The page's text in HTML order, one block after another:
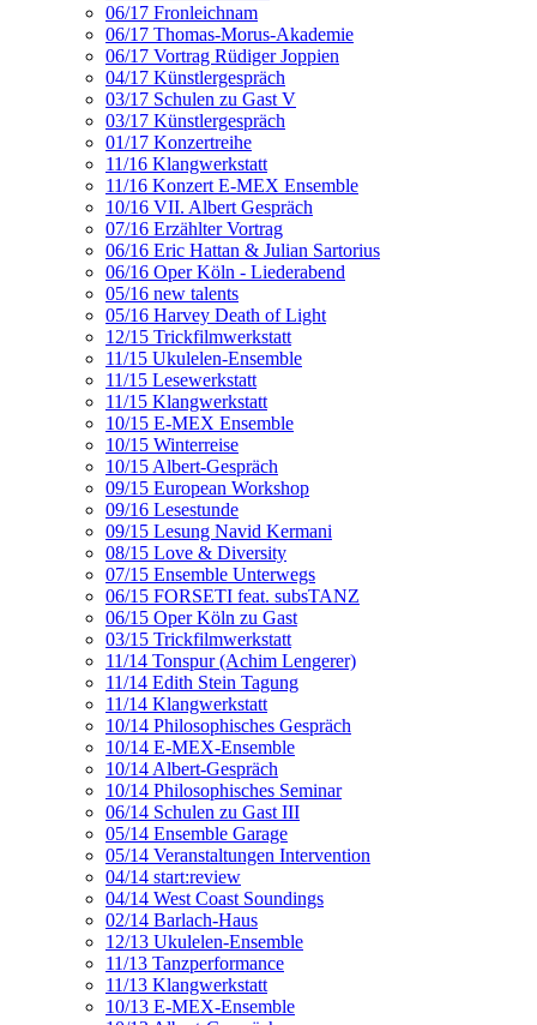
06/17 Fronleichnam
06/17 Thomas-Morus-Akademie
06/17 Vortrag Rüdiger Joppien
04/17 Künstlergespräch
03/17 Schulen zu Gast V
03/17 Künstlergespräch
01/17 Konzertreihe
11/16 Klangwerkstatt
11/16 Konzert E-MEX Ensemble
10/16 VII. Albert Gespräch
07/16 Erzählter Vortrag
06/16 Eric Hattan & Julian Sartorius
06/16 Oper Köln - Liederabend
05/16 new talents
05/16 Harvey Death of Light
12/15 Trickfilmwerkstatt
11/15 Ukulelen-Ensemble
11/15 Lesewerkstatt
11/15 Klangwerkstatt
10/15 E-MEX Ensemble
10/15 Winterreise
10/15 Albert-Gespräch
09/15 European Workshop
09/16 Lesestunde
09/15 Lesung Navid Kermani
08/15 Love & Diversity
07/15 Ensemble Unterwegs
06/15 FORSETI feat. subsTANZ
06/15 Oper Köln zu Gast
03/15 Trickfilmwerkstatt
11/14 Tonspur (Achim Lengerer)
11/14 Edith Stein Tagung
11/14 Klangwerkstatt
10/14 Philosophisches Gespräch
10/14 E-MEX-Ensemble
10/14 Albert-Gespräch
10/14 Philosophisches Seminar
06/14 Schulen zu Gast III
05/14 Ensemble Garage
05/14 Veranstaltungen Intervention
04/14 start:review
04/14 West Coast Soundings
02/14 Barlach-Haus
12/13 Ukulelen-Ensemble
11/13 Tanzperformance
11/13 Klangwerkstatt
10/13 E-MEX-Ensemble